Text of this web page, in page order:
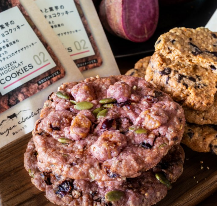
雑貨シリーズ
恋するジャージー 瀬戸田レモン
蒜山ショコラ
蒜山ショコラクッキーズ
せとうちのおいしいシリーズ
生スフレ ふわり～ぬ
せとうちの果実 チューハイ
第14回 持続と進化 第13回 せとうち
第12回 挑戦 第11回 せとうち
第10回 岡山・備後の果物 第9回 岡山・備
第8回 岡山市 第7回 美作市/西粟倉
第6回 瀬戸内市/備前市/和気町/赤磐市 第5回 津山市/鏡野町/吉備
第4回 倉敷市/玉野市/浅口市/里庄町 第3回 尾道市/福山
第2回 真庭市/新庄村 第1回 新見市/高梁市/総
ふるさとあっ晴れ認定とは デジタルカタログ
地酒列車
スローライ